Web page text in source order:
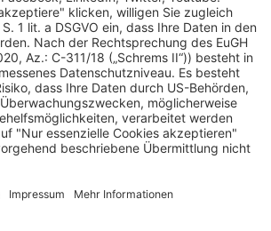
rechtsanwälte
Str.10
law.com